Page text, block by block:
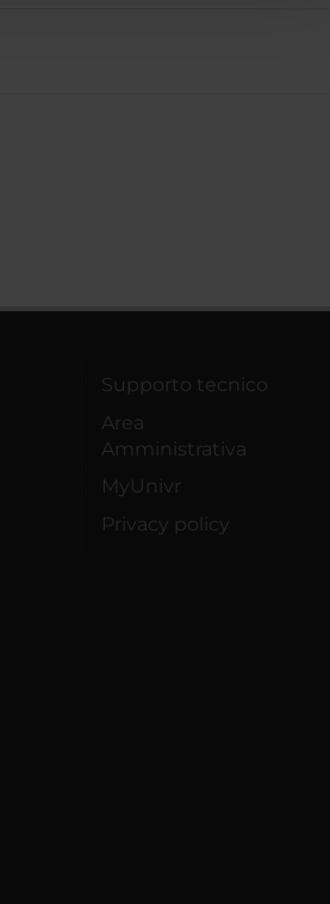
Supporto tecnico
Area
Amministrativa
MyUnivr
Privacy policy